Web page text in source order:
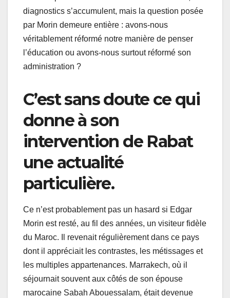
diagnostics s’accumulent, mais la question posée
par Morin demeure entière : avons-nous
véritablement réformé notre manière de penser
l’éducation ou avons-nous surtout réformé son
administration ?
C’est sans doute ce qui
donne à son
intervention de Rabat
une actualité
particulière.
Ce n’est probablement pas un hasard si Edgar
Morin est resté, au fil des années, un visiteur fidèle
du Maroc. Il revenait régulièrement dans ce pays
dont il appréciait les contrastes, les métissages et
les multiples appartenances. Marrakech, où il
séjournait souvent aux côtés de son épouse
marocaine Sabah Abouessalam, était devenue